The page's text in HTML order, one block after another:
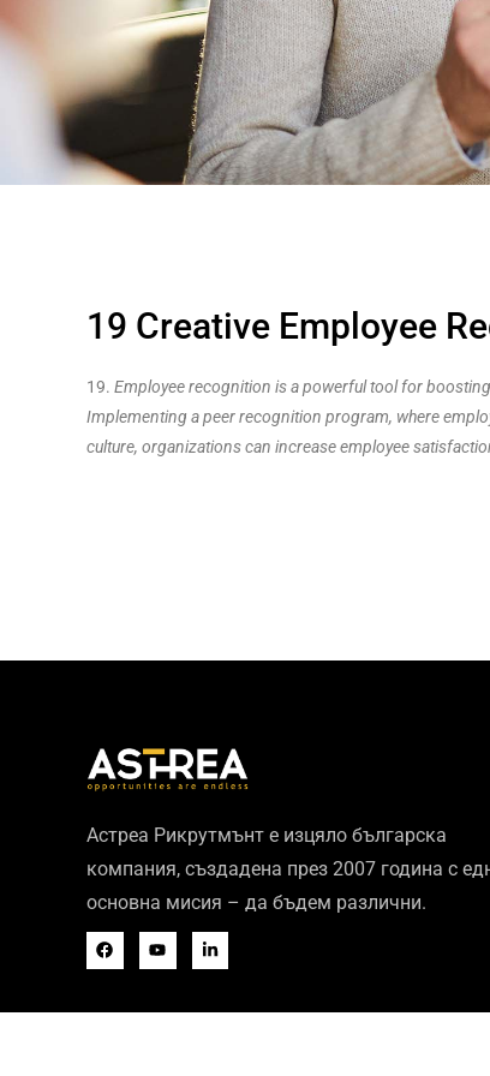
19 Creative Employee
19. Employee recognition is a powerful tool for
Implementing a peer recognition program, where
culture, organizations can increase employee
Астреа Рикрутмънт е изцяло българска
компания, създадена през 2007 година с
основна мисия – да бъдем различни.